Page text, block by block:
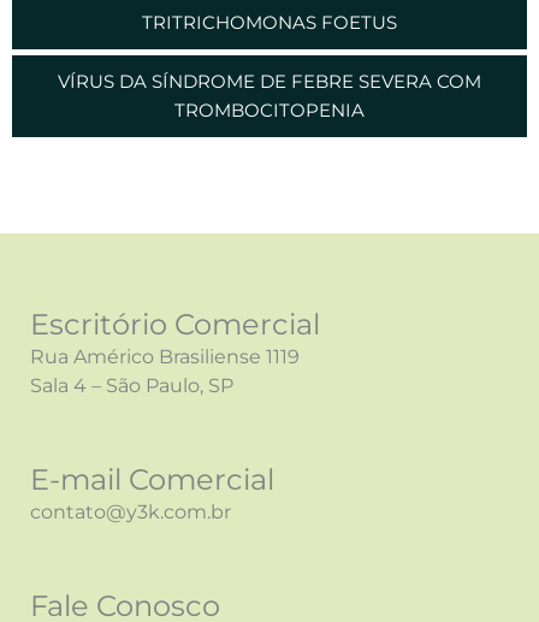
TRITRICHOMONAS FOETUS
VÍRUS DA SÍNDROME DE FEBRE SEVERA COM
TROMBOCITOPENIA
Escritório Comercial
Rua Américo Brasiliense 1119
Sala 4 – São Paulo, SP
E-mail Comercial
contato@y3k.com.br
Fale Conosco